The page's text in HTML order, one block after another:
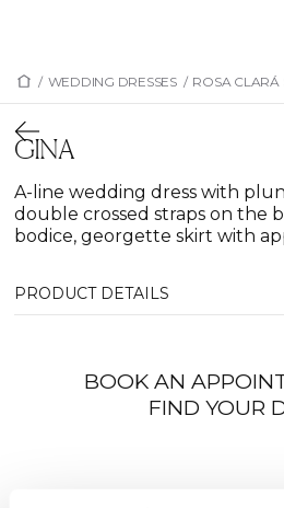
/ WEDDING DRESSES / ROSA CLARÁ
GINA
A-line wedding dress with
double crossed straps on the
bodice, georgette skirt with
PRODUCT DETAILS
BOOK AN
FIND YOUR